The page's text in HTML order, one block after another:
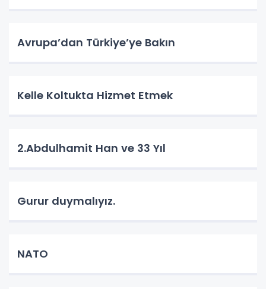
Avrupa’dan Türkiye’ye Bakın
Kelle Koltukta Hizmet Etmek
2.Abdulhamit Han ve 33 Yıl
Gurur duymalıyız.
NATO